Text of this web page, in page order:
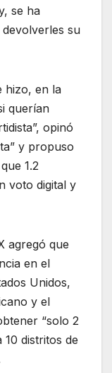
se ha
su
hizo, en la
querían
opinó
y propuso
1.2
voto digital y
agregó que
en el
Unidos,
y el
“solo 2
distritos de